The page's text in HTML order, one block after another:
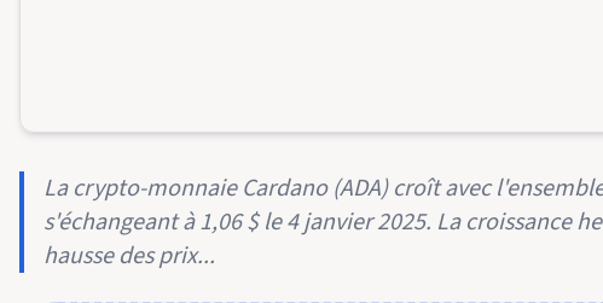
La crypto-monnaie Cardano (ADA) croît avec
s'échangeant à 1,06 $ le 4 janvier 2025. La croissance
hausse des prix...